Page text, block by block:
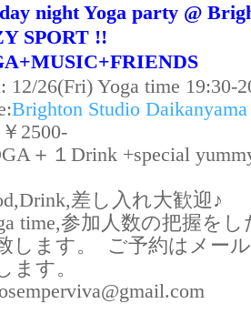
night Yoga party @
SPORT !!
12/26(Fri) Yoga time 19:30-
Brighton Studio
2500-
＋１Drink +special
差し入れ大歓迎♪
time,参加人数の把握を
します。 ご予約はメー
ます。